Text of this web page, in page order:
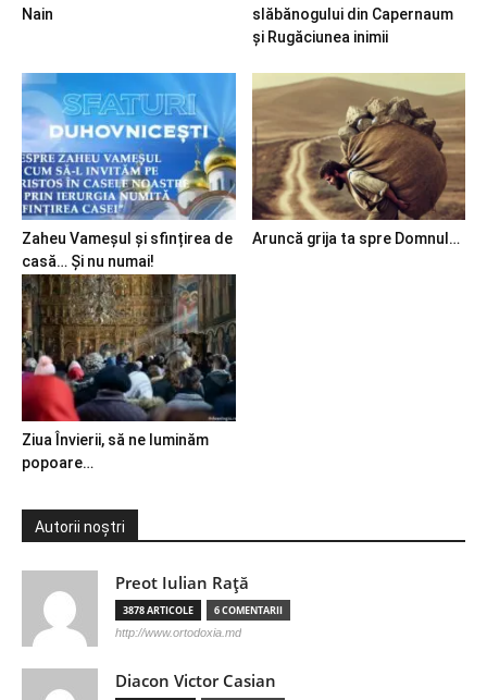
Nain
slăbănogului din Capernaum
și Rugăciunea inimii
Zaheu Vameșul și sfințirea de
casă… Și nu numai!
Aruncă grija ta spre Domnul…
Ziua Învierii, să ne luminăm
popoare…
Autorii noștri
Preot Iulian Raţă
3878 ARTICOLE 6 COMENTARII
http://www.ortodoxia.md
Diacon Victor Casian